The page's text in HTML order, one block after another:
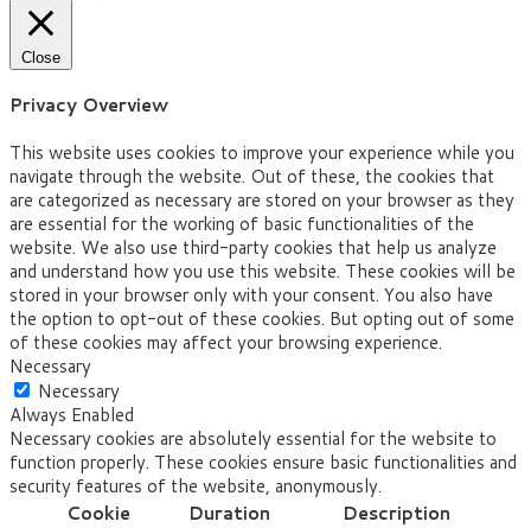
Close
Privacy Overview
This website uses cookies to improve your experience while you
navigate through the website. Out of these, the cookies that
are categorized as necessary are stored on your browser as they
are essential for the working of basic functionalities of the
website. We also use third-party cookies that help us analyze
and understand how you use this website. These cookies will be
stored in your browser only with your consent. You also have
the option to opt-out of these cookies. But opting out of some
of these cookies may affect your browsing experience.
Necessary
Necessary
Always Enabled
Necessary cookies are absolutely essential for the website to
function properly. These cookies ensure basic functionalities and
security features of the website, anonymously.
Cookie
Duration Description